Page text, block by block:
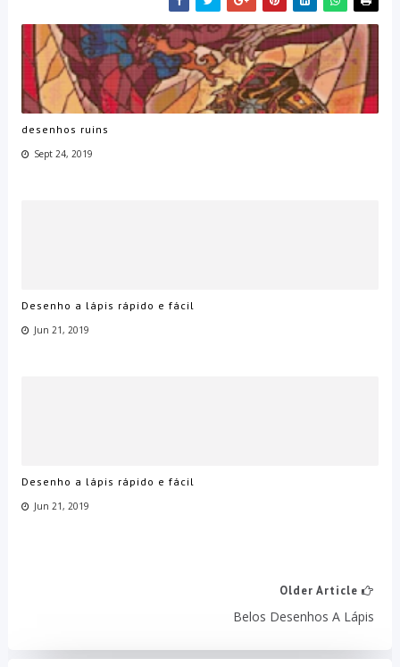
desenhos ruins
Sept 24, 2019
Desenho a lápis rápido e fácil
Jun 21, 2019
Desenho a lápis rápido e fácil
Jun 21, 2019
Older Article
Belos Desenhos A Lápis